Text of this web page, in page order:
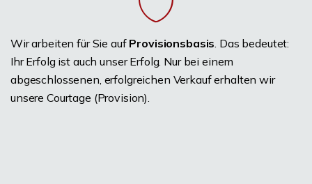
Wir arbeiten für Sie auf Provisionsbasis. Das bedeutet:
Ihr Erfolg ist auch unser Erfolg. Nur bei einem
abgeschlossenen, erfolgreichen Verkauf erhalten wir
unsere Courtage (Provision).